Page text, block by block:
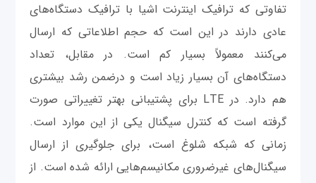
تفاوتی که ترافیک اینترنت اشیا با ترافیک دستگاه‌های
عادی دارند در این است که حجم اطلاعاتی که ارسال
می‌کنند معمولاً بسیار کم است. در مقابل، تعداد
دستگاه‌های آن بسیار زیاد است و درضمن رشد بیشتری
هم دارد. در LTE برای پشتیبانی بهتر تغییراتی صورت
گرفته است که کنترل سیگنال یکی از این موارد است.
زمانی که شبکه شلوغ است، برای جلوگیری از ارسال
سیگنال‌های غیرضروری مکانیسم‌هایی ارائه شده است. از